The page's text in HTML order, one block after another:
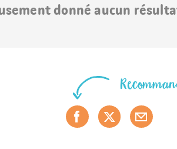
donné aucun